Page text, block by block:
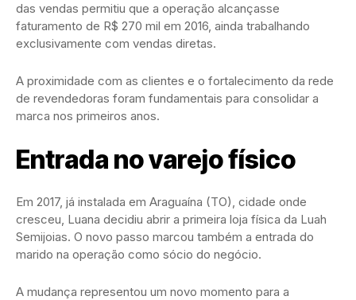
das vendas permitiu que a operação alcançasse
faturamento de R$ 270 mil em 2016, ainda trabalhando
exclusivamente com vendas diretas.
A proximidade com as clientes e o fortalecimento da rede
de revendedoras foram fundamentais para consolidar a
marca nos primeiros anos.
Entrada no varejo físico
Em 2017, já instalada em Araguaína (TO), cidade onde
cresceu, Luana decidiu abrir a primeira loja física da Luah
Semijoias. O novo passo marcou também a entrada do
marido na operação como sócio do negócio.
A mudança representou um novo momento para a